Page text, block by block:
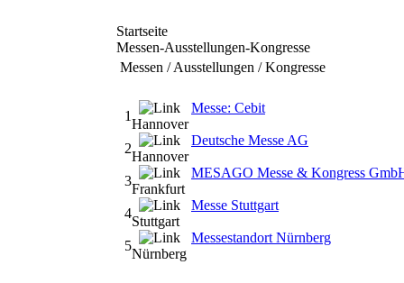
Startseite
Messen-Ausstellungen-Kongresse
Messen / Ausstellungen / Kongresse
1
Messe: Cebit
Hannover
2
Deutsche Messe AG
Hannover
3
MESAGO Messe & Kongress
Frankfurt
4
Messe Stuttgart
Stuttgart
5
Messestandort Nürnberg
Nürnberg